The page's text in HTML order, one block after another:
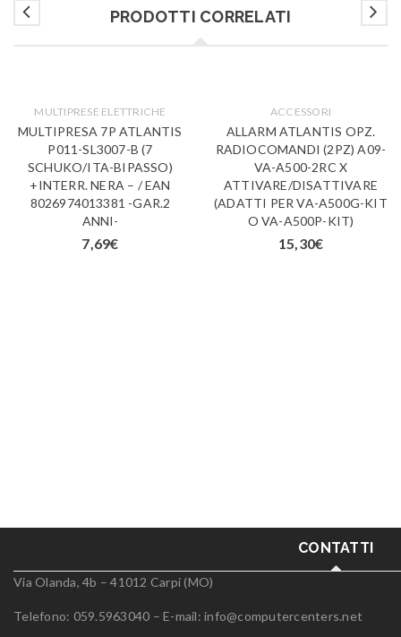
PRODOTTI CORRELATI
MULTIPRESE ELETTRICHE
MULTIPRESA 7P ATLANTIS
P011-SL3007-B (7
SCHUKO/ITA-BIPASSO)
+INTERR. NERA – / EAN
8026974013381 -GAR.2
ANNI-
7,69€
ACCESSORI
ALLARM ATLANTIS OPZ.
RADIOCOMANDI (2PZ) A09-
VA-A500-2RC X
ATTIVARE/DISATTIVARE
(ADATTI PER VA-A500G-KIT
O VA-A500P-KIT)
15,30€
CONTATTI
Via Olanda, 4b – 41012 Carpi (MO)
Telefono: 059.5963040 – E-mail: info@computercenters.net